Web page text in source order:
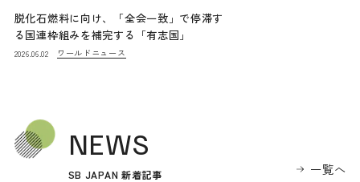
脱化石燃料に向け、「全会一致」で停滞す
る国連枠組みを補完する「有志国」
2026.06.02 ワールドニュース
NEWS
SB JAPAN 新着記事 一覧へ